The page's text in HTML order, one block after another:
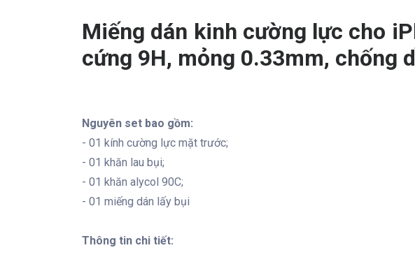
Miếng dán kinh cường lực cho
cứng 9H, mỏng 0.33mm, chống
Nguyên set bao gồm:
- 01 kính cường lực mặt trước;
- 01 khăn lau bụi;
- 01 khăn alycol 90C;
- 01 miếng dán lấy bụi
Thông tin chi tiết: